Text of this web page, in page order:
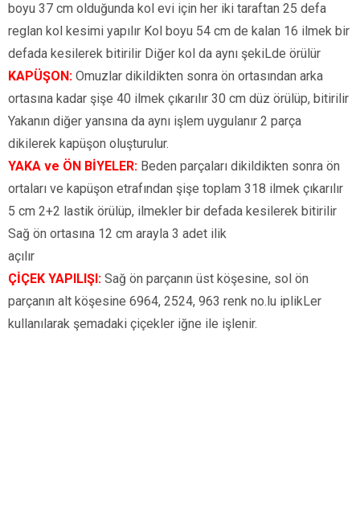
boyu 37 cm olduğunda kol evi için her iki taraftan 25 defa
reglan kol kesimi yapılır Kol boyu 54 cm de kalan 16 ilmek bir
defada kesilerek bitirilir Diğer kol da aynı şekiLde örülür
KAPÜŞON: Omuzlar dikildikten sonra ön ortasından arka
ortasına kadar şişe 40 ilmek çıkarılır 30 cm düz örülüp, bitirilir
Yakanın diğer yansına da aynı işlem uygulanır 2 parça
dikilerek kapüşon oluşturulur.
YAKA ve ÖN BİYELER: Beden parçaları dikildikten sonra ön
ortaları ve kapüşon etrafından şişe toplam 318 ilmek çıkarılır
5 cm 2+2 lastik örülüp, ilmekler bir defada kesilerek bitirilir
Sağ ön ortasına 12 cm arayla 3 adet ilik
açılır
ÇİÇEK YAPILIŞI: Sağ ön parçanın üst köşesine, sol ön
parçanın alt köşesine 6964, 2524, 963 renk no.lu iplikLer
kullanılarak şemadaki çiçekler iğne ile işlenir.